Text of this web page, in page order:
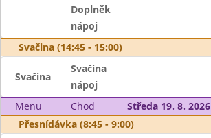
Doplněk
nápoj
Svačina (14:45 - 15:00)
Svačina
Svačina
nápoj
Menu
Chod
Středa 19. 8. 2026
Přesnídávka (8:45 - 9:00)